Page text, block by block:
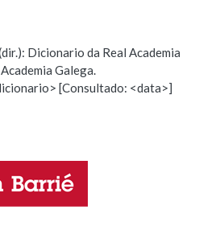
DE BUSCA
Hai un erro na palabra
a definición
Dicionario da Real Academia
Galega.
[Consultado: <data>]